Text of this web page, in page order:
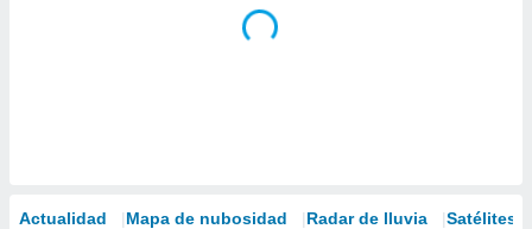
Actualidad Mapa de nubosidad Radar de lluvia Satélites